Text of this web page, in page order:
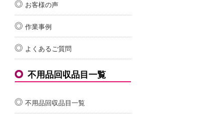
お客様の声
作業事例
よくあるご質問
不用品回収品目一覧
不用品回収品目一覧